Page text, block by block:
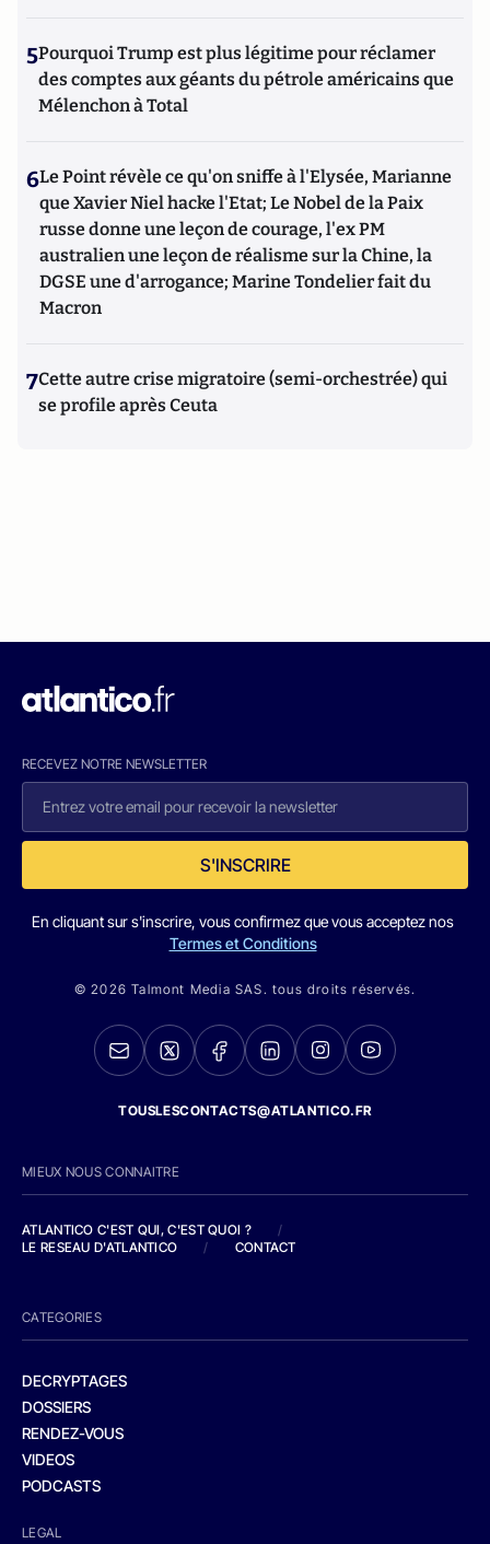
5Pourquoi Trump est plus légitime pour réclamer
des comptes aux géants du pétrole américains que
Mélenchon à Total
6Le Point révèle ce qu'on sniffe à l'Elysée, Marianne
que Xavier Niel hacke l'Etat; Le Nobel de la Paix
russe donne une leçon de courage, l'ex PM
australien une leçon de réalisme sur la Chine, la
DGSE une d'arrogance; Marine Tondelier fait du
Macron
7Cette autre crise migratoire (semi-orchestrée) qui
se profile après Ceuta
RECEVEZ NOTRE NEWSLETTER
S'INSCRIRE
En cliquant sur s'inscrire, vous confirmez que vous acceptez nos
Termes et Conditions
© 2026 Talmont Media SAS. tous droits réservés.
TOUSLESCONTACTS@ATLANTICO.FR
MIEUX NOUS CONNAITRE
ATLANTICO C'EST QUI, C'EST QUOI ?
/
LE RESEAU D'ATLANTICO
/ CONTACT
CATEGORIES
DECRYPTAGES
DOSSIERS
RENDEZ-VOUS
VIDEOS
PODCASTS
LEGAL